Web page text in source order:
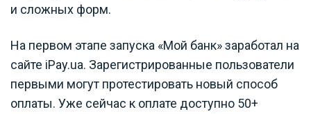
и сложных форм.
На первом этапе запуска «Мой банк» заработал на
сайте iPay.ua. Зарегистрированные пользователи
первыми могут протестировать новый способ
оплаты. Уже сейчас к оплате доступно 50+